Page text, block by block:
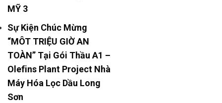
MỸ 3
Sự Kiện Chúc Mừng
“MÔT TRIỆU GIỜ AN
TOÀN” Tại Gói Thầu A1 –
Olefins Plant Project Nhà
Máy Hóa Lọc Dầu Long
Sơn